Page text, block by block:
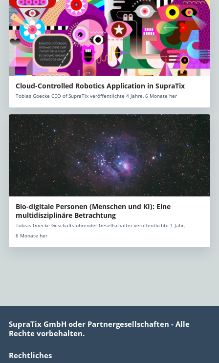
Cloud-Controlled Robotics Application in SupraTix
Tobias Goecke CEO of SupraTix veröffentlichte 4 Jahre, 6 Monate her
Bio-digitale Personen (Menschen und KI): Eine
multidisziplinäre Betrachtung
Tobias Goecke Geschäftsführender Gesellschafter veröffentlichte 1 Jahr,
6 Monate her
SupraTix GmbH oder Partnergesellschaften - Alle
Rechte vorbehalten.
Rechtliches